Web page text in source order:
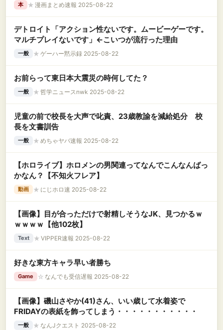
本 ★ 漫画まとめ速報 2025-08-22
デトロイト「アクション性ないです。ムービーゲーです。
マルチプレイないです」←こいつが流行った理由
一般 ★ ゲーハー黙示録 2025-08-22
お前らって東日本大震災の時何してた？
一般 ★ 哲学ニュースnwk 2025-08-22
児童の前で校長を大声で叱責、23歳教諭を減給処分 校
長を文書訓告
一般 ★ めちゃヤバ速報 2025-08-22
【ホロライブ】ホロメンの男関連ってなんでこんなんばっ
かなん？【不知火フレア】
動画 ★ にじホロ速 2025-08-22
【画像】目が合っただけで射精しそうなJK、見つかるｗ
ｗｗｗｗ【他102枚】
Text ★ VIPPER速報 2025-08-22
好きな東方キャラ早い者勝ち
Game ☆ なんでも受信遅報 2025-08-22
【画像】磯山さやか(41)さん、いい歳して水着姿で
FRIDAYの表紙を飾ってしまう・・・・・・・・・・・
一般 ★ なんJクエスト 2025-08-22